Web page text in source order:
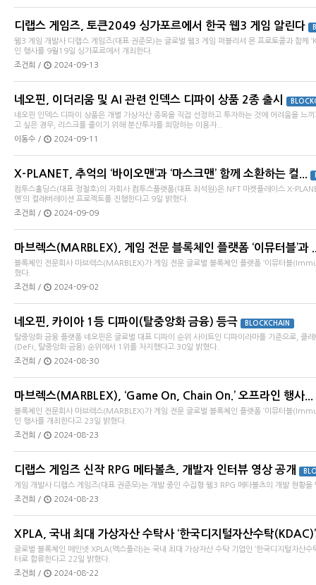
디랩스 게임즈, 토큰2049 싱가포르에서 한국 웹3 게임 알린다
웹3 게임 개발사 디랩스 게임즈(대표 권준모)는 글로벌 웹3 게임 퍼블리셔 몬 프로토콜과 함
인 행사를 9월19일 싱가포르에서 개최한다.
조건희 /
2024-09-13
네오핀, 이더리움 및 AI 관련 인덱스 디파이 상품 2종 출시
네오핀 인덱스 디파이 상품은 개별 가상자산 종목을 직접 선정하고 투자하는 것에 어려움을 느
고 싶은 경우, 리스크를 줄이기 위해 분산투자를 희망하는 이용자...
이동수 /
2024-09-11
X-PLANET, 추억의 ‘바이오맨’과 ‘마스크맨’ 함께 소환하는 컬...
컴투스홀딩스(대표 정철호)의 자회사 컴투스플랫폼(대표 최석원)은 NFT 마켓플레이스 X-
맨’의 컬래버레이션 프로젝트를 진행한다고 9일 밝혔다.
조건희 /
2024-09-09
마브렉스(MARBLEX), 게임 전문 블록체인 플랫폼 ‘이뮤터블’과
블록체인 전문회사 마브렉스(MARBLEX)가 게임 전문 글로벌 블록체인 플랫폼 ‘이뮤터블
혔다.
조건희 /
2024-09-02
네오핀, 카이아 1등 디파이(탈중앙화 금융) 등극 BLOCKCHAIN
탈중앙화 금융 플랫폼 네오핀은 글로벌 대표 디파이 순위 사이트인 디파이라마를 기준으로, 클
(DeFi, 탈중앙화 금융) 순위에서 1위를 차지했다고 30일 밝혔다.
조건희 /
2024-08-30
마브렉스(MARBLEX), ‘Game On, Chain On.’ 오프라인 행사...
블록체인 전문회사 마브렉스(MARBLEX)가 게임 전문 글로벌 블록체인 플랫폼 ‘이뮤터블
인 행사를 개최한다고 23일 밝혔다.
조건희 /
2024-08-23
디랩스 게임즈 신작 RPG 메타볼츠, 개발자 인터뷰 영상 공개
게임 개발사 디랩스 게임즈(대표 권준모)는 개발 중인 수집형 웹3 RPG 메타볼츠의 개발 현황을
조건희 /
2024-08-23
XPLA, 국내 최대 가상자산 수탁사 ‘한국디지털자산수탁
글로벌 블록체인 메인넷 XPLA(엑스플라)는 국내 최대 가상자산 수탁 기업인 ‘한국디지털자산
터로 합류한다고 22일 밝혔다.
조건희 /
2024-08-22